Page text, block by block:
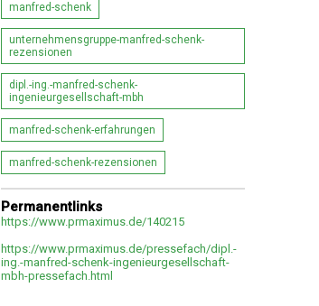
manfred-schenk
unternehmensgruppe-manfred-schenk-
rezensionen
dipl.-ing.-manfred-schenk-
ingenieurgesellschaft-mbh
manfred-schenk-erfahrungen
manfred-schenk-rezensionen
Permanentlinks
https://www.prmaximus.de/140215
https://www.prmaximus.de/pressefach/dipl.-
ing.-manfred-schenk-ingenieurgesellschaft-
mbh-pressefach.html